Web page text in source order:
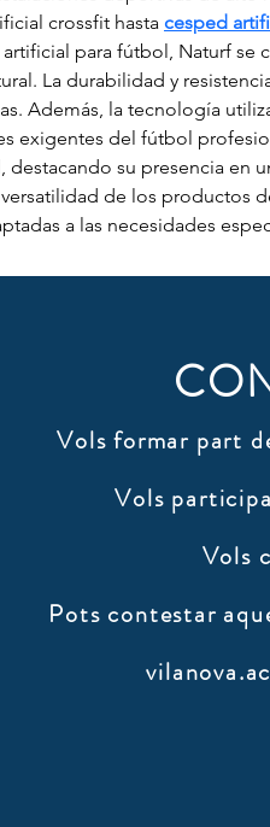
crossfit hasta cesped
para fútbol, Naturf
La durabilidad y
Además, la tecnología
exigentes del fútbol
destacando su presencia en
de los productos
a las necesidades
Vols formar part
Vols
Vols
​Pots contestar